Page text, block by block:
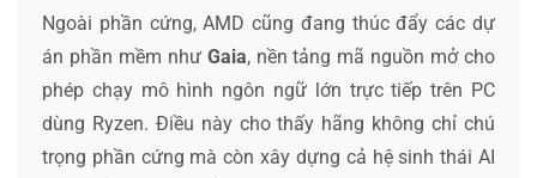
Ngoài phần cứng, AMD cũng đang thúc đẩy các dự
án phần mềm như Gaia, nền tảng mã nguồn mở cho
phép chạy mô hình ngôn ngữ lớn trực tiếp trên PC
dùng Ryzen. Điều này cho thấy hãng không chỉ chú
trọng phần cứng mà còn xây dựng cả hệ sinh thái AI